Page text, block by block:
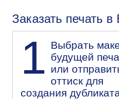
Заказать печать
1 Выбрать
будущей
или
оттиск для
создания